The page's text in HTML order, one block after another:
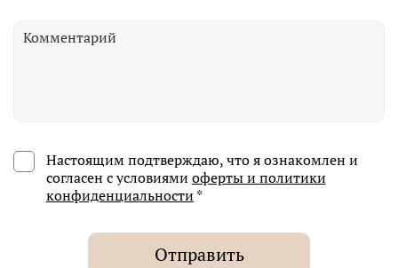
Настоящим подтверждаю, что я ознакомлен и
согласен с условиями оферты и политики
конфиденциальности *
Отправить